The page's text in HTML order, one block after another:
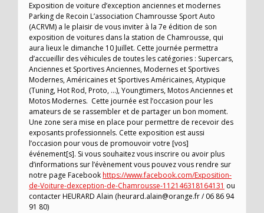
Exposition de voiture d’exception anciennes et modernes
Parking de Recoin L’association Chamrousse Sport Auto
(ACRVM) a le plaisir de vous inviter à la 7e édition de son
exposition de voitures dans la station de Chamrousse, qui
aura lieux le dimanche 10 Juillet. Cette journée permettra
d’accueillir des véhicules de toutes les catégories : Supercars,
Anciennes et Sportives Anciennes, Modernes et Sportives
Modernes, Américaines et Sportives Américaines, Atypique
(Tuning, Hot Rod, Proto, …), Youngtimers, Motos Anciennes et
Motos Modernes. Cette journée est l’occasion pour les
amateurs de se rassembler et de partager un bon moment.
Une zone sera mise en place pour permettre de recevoir des
exposants professionnels. Cette exposition est aussi
l’occasion pour vous de promouvoir votre [vos]
événement[s]. Si vous souhaitez vous inscrire ou avoir plus
d’informations sur l’évènement vous pouvez vous rendre sur
notre page Facebookhttps://www.facebook.com/Exposition-
de-Voiture-dexception-de-Chamrousse-112146318164131 ou
contacter HEURARD Alain (heurard.alain@orange.fr / 06 86 94
91 80)